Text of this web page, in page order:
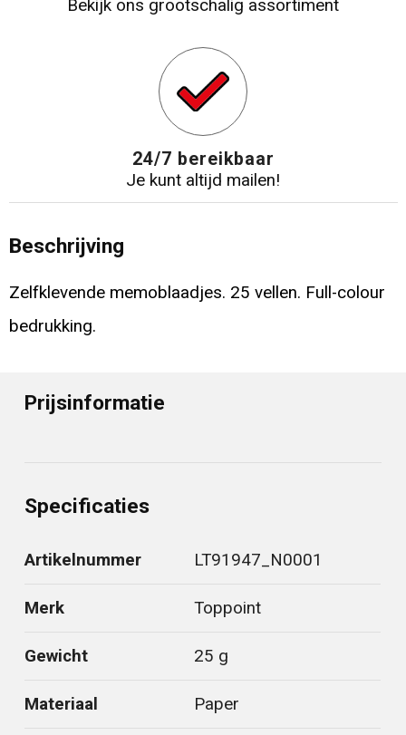
Bekijk ons grootschalig assortiment
24/7 bereikbaar
Je kunt altijd mailen!
Beschrijving
Zelfklevende memoblaadjes. 25 vellen. Full-colour
bedrukking.
Prijsinformatie
Specificaties
Artikelnummer LT91947_N0001
Merk Toppoint
Gewicht 25 g
Materiaal Paper